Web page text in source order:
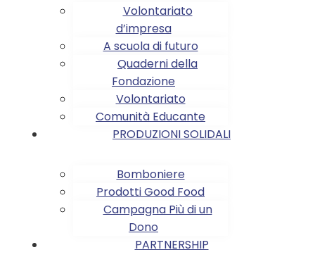
Volontariato
d’impresa
A scuola di futuro
Quaderni della
Fondazione
Volontariato
Comunità Educante
PRODUZIONI SOLIDALI
Bomboniere
Prodotti Good Food
Campagna Più di un
Dono
PARTNERSHIP